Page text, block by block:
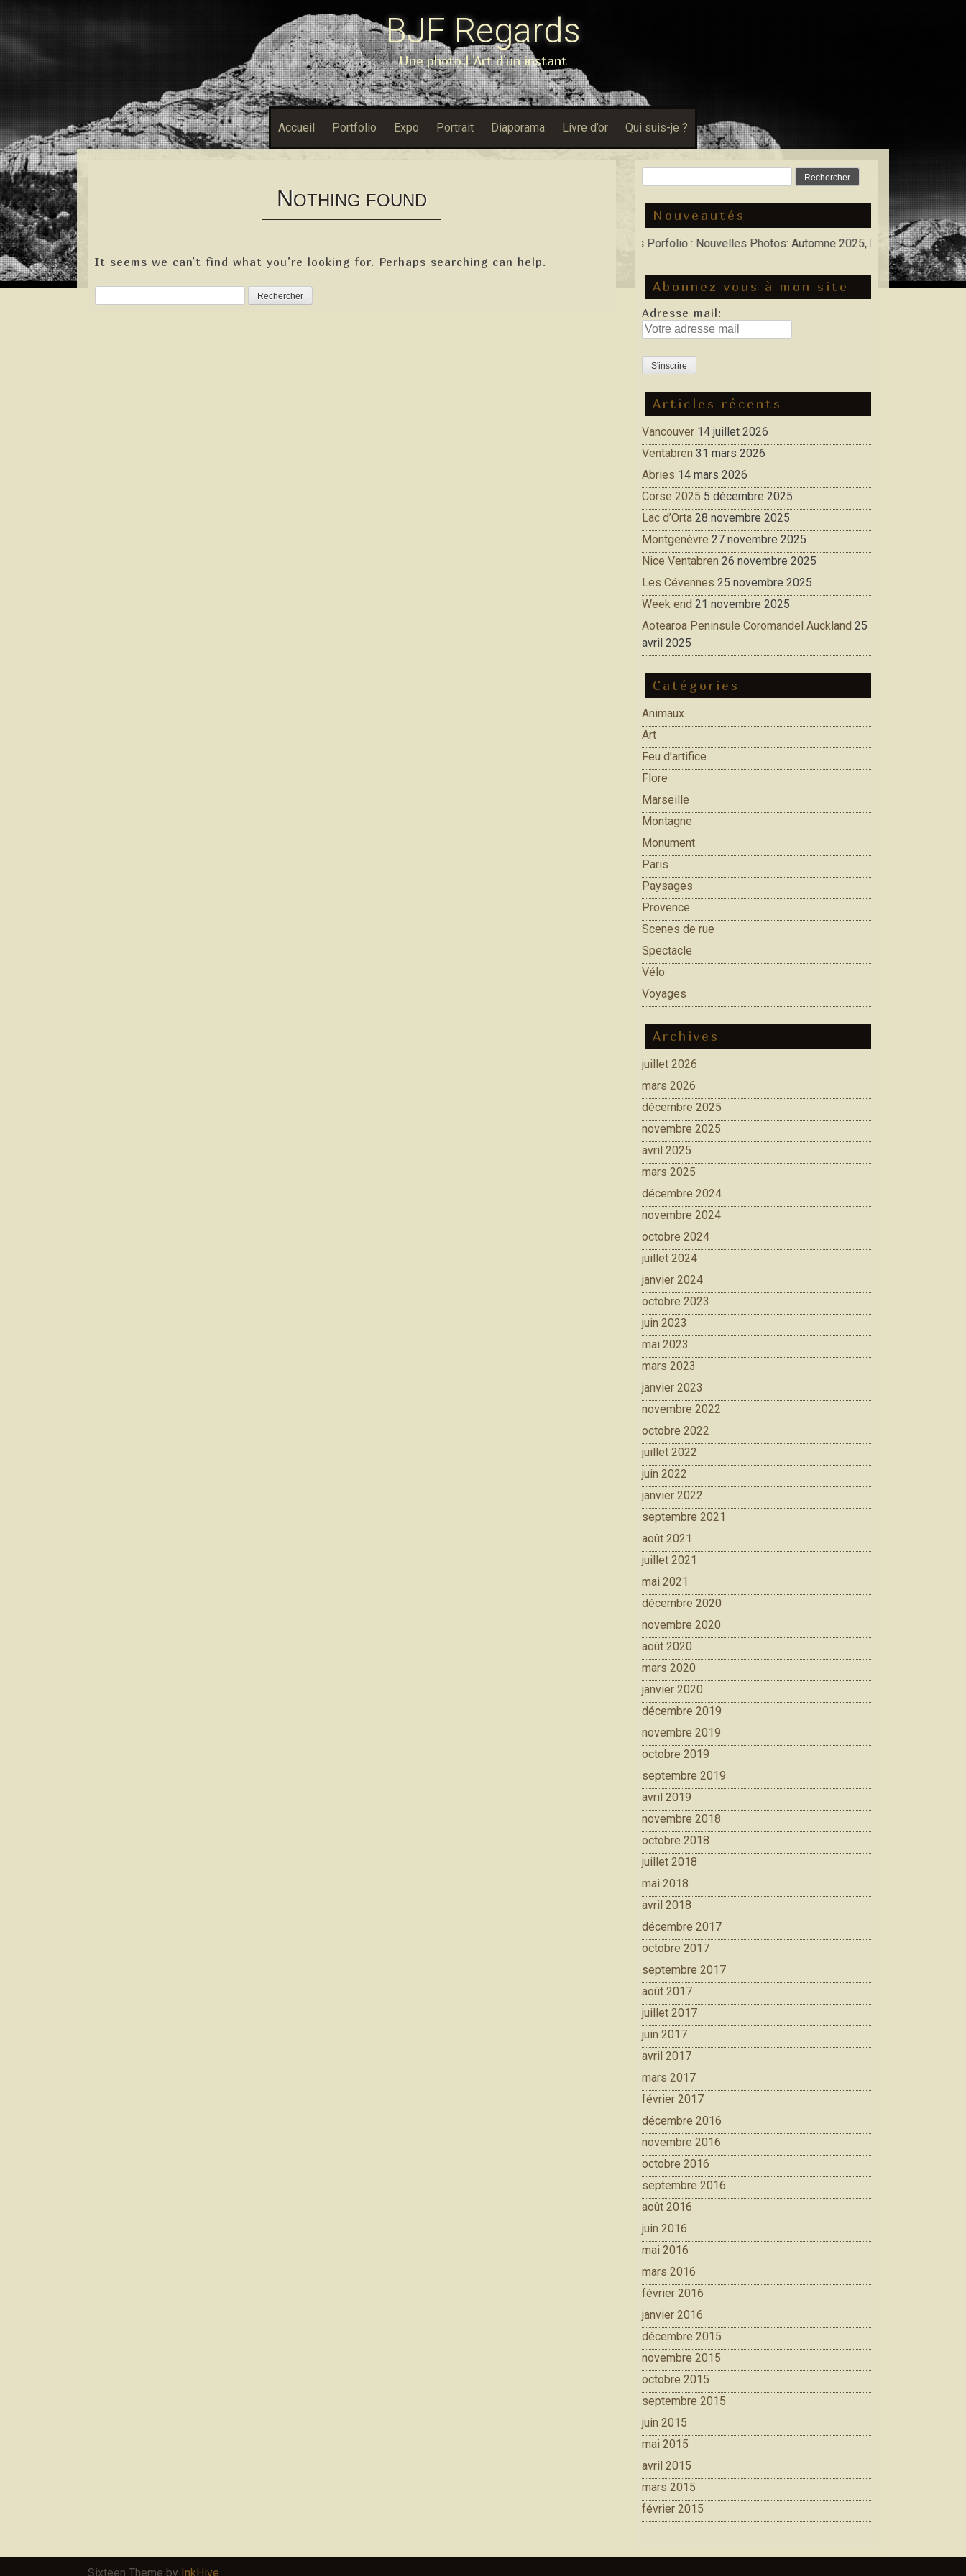
BJF Regards
Une photo l 'Art d'un instant
Accueil Portfolio Expo Portrait Diaporama Livre d’or Qui suis-je ?
NOTHING FOUND
It seems we can’t find what you’re looking for. Perhaps searching can help.
Nouveautés
Dans Porfolio : Nouvelles Photos: Automne 2025, Hiver 2026
Abonnez vous à mon site
Adresse mail:
Articles récents
Vancouver 14 juillet 2026
Ventabren 31 mars 2026
Abries 14 mars 2026
Corse 2025 5 décembre 2025
Lac d’Orta 28 novembre 2025
Montgenèvre 27 novembre 2025
Nice Ventabren 26 novembre 2025
Les Cévennes 25 novembre 2025
Week end 21 novembre 2025
Aotearoa Peninsule Coromandel Auckland 25
avril 2025
Catégories
Animaux
Art
Feu d'artifice
Flore
Marseille
Montagne
Monument
Paris
Paysages
Provence
Scenes de rue
Spectacle
Vélo
Voyages
Archives
juillet 2026
mars 2026
décembre 2025
novembre 2025
avril 2025
mars 2025
décembre 2024
novembre 2024
octobre 2024
juillet 2024
janvier 2024
octobre 2023
juin 2023
mai 2023
mars 2023
janvier 2023
novembre 2022
octobre 2022
juillet 2022
juin 2022
janvier 2022
septembre 2021
août 2021
juillet 2021
mai 2021
décembre 2020
novembre 2020
août 2020
mars 2020
janvier 2020
décembre 2019
novembre 2019
octobre 2019
septembre 2019
avril 2019
novembre 2018
octobre 2018
juillet 2018
mai 2018
avril 2018
décembre 2017
octobre 2017
septembre 2017
août 2017
juillet 2017
juin 2017
avril 2017
mars 2017
février 2017
décembre 2016
novembre 2016
octobre 2016
septembre 2016
août 2016
juin 2016
mai 2016
mars 2016
février 2016
janvier 2016
décembre 2015
novembre 2015
octobre 2015
septembre 2015
juin 2015
mai 2015
avril 2015
mars 2015
février 2015
Sixteen Theme by InkHive